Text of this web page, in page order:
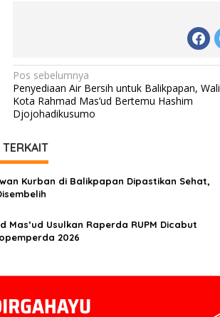
Navigasi
pos
Pos sebelumnya
Penyediaan Air Bersih untuk Balikpapan, Wali
Kota Rahmad Mas’ud Bertemu Hashim
Djojohadikusumo
Kurban di Balikpapan Dipastikan Sehat,
Mas’ud Usulkan Raperda RUPM Dicabut
2026